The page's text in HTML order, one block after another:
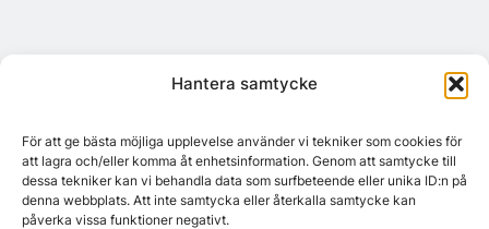
Hantera samtycke
För att ge bästa möjliga upplevelse använder vi tekniker som cookies för
att lagra och/eller komma åt enhetsinformation. Genom att samtycke till
dessa tekniker kan vi behandla data som surfbeteende eller unika ID:n på
denna webbplats. Att inte samtycka eller återkalla samtycke kan
påverka vissa funktioner negativt.
Platzer utvecklar nytt logistikområde –
Arendal 5.0